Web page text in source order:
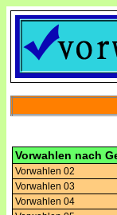
Vorwahlen nach
Vorwahlen 02
Vorwahlen 03
Vorwahlen 04